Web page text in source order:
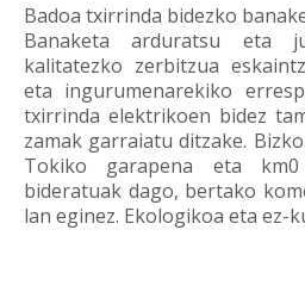
Badoa txirrinda bidezko
Banaketa arduratsu eta
kalitatezko zerbitzua
eta ingurumenarekiko
txirrinda elektrikoen bidez
zamak garraiatu ditzake.
Tokiko garapena eta
bideratuak dago, bertako
lan eginez. Ekologikoa eta ez-